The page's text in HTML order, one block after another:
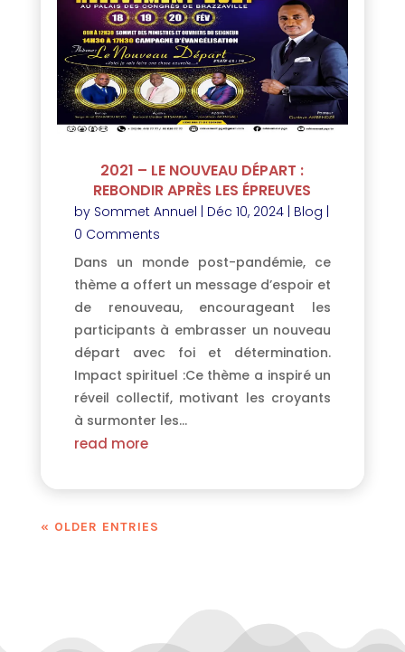
2021 – LE NOUVEAU DÉPART :
REBONDIR APRÈS LES ÉPREUVES
by Sommet Annuel Déc 10, 2024| Blog
0 Comments
Dans un monde post-pandémie, ce
thème a offert un message d’espoir et
de renouveau, encourageant les
participants à embrasser un nouveau
départ avec foi et détermination.
Impact spirituel :Ce thème a inspiré un
réveil collectif, motivant les croyants
à surmonter les...
read more
« OLDER ENTRIES